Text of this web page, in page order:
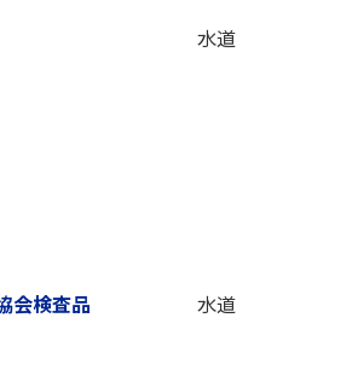
水道
会検査品 水道